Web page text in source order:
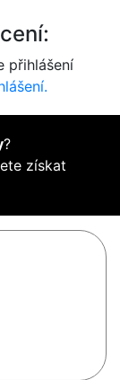
přihlášení
?
získat